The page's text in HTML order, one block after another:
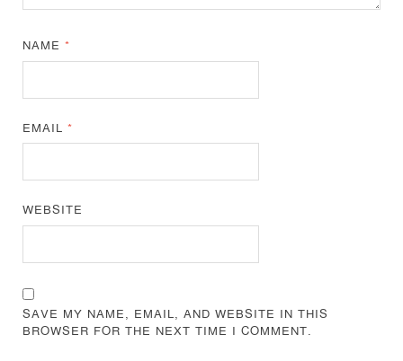
NAME*
EMAIL*
WEBSITE
SAVE MY NAME, EMAIL, AND WEBSITE IN THIS
BROWSER FOR THE NEXT TIME I COMMENT.